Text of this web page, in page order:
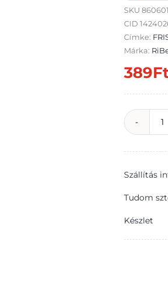
SKU
CID
Címke:
Márka:
389
Szállítás
Tudom
Készlet